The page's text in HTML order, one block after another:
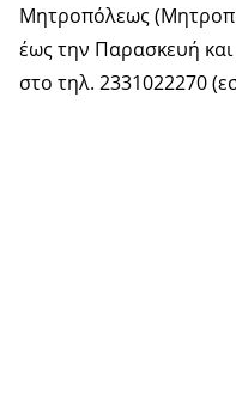
Μητροπόλεως
έως την Παρασκευή
στο τηλ. 2331022270